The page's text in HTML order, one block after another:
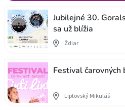
Jubilejné 30.
sa už blížia
Ždiar
Festival
Liptovský Mikuláš